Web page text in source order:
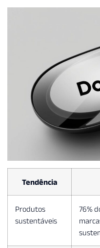
Tendência
Produtos
sustentáveis
76%